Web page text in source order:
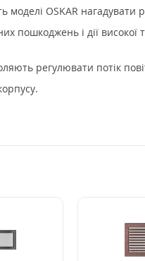
моделі OSKAR нагадувати
і дії високої
регулювати потік